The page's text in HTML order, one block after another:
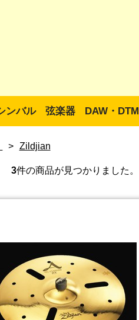
ンバル 弦楽器 DAW・DTM
> Zildjian
3件の商品が見つかりました。